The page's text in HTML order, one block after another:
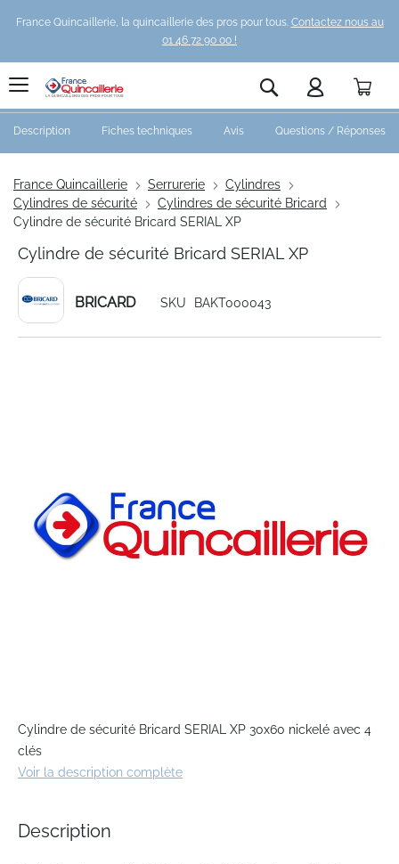
France Quincaillerie, la quincaillerie des pros pour tous. Contactez nous au
01 46 72 90 00 !
Rechercher
France Quincaillerie Serrurerie
Cylindres
Cylindres de sécurité
Cylindres de sécurité Bricard
Cylindre de sécurité Bricard SERIAL XP
Cylindre de sécurité Bricard SERIAL XP
BRICARD SKU BAKT000043
to
the
beginning
of
gallery
Cylindre de sécurité Bricard SERIAL XP 30x60 nickelé avec 4
clés
Voir la description complète
Description Fiches techniques Avis Questions / Réponses
Description